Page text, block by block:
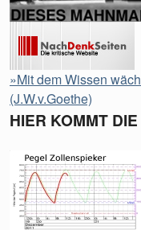
»Mit dem Wissen
(J.W.v.Goethe)
HIER KOMMT